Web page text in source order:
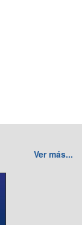
Ver más...